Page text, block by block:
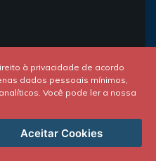
à privacidade de acordo
dados pessoais mínimos,
Você pode ler a nossa
Aceitar Cookies